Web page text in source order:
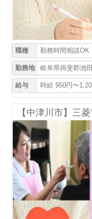
職種 勤務時間相談OK
勤務地 岐阜県揖斐郡池
給与 時給 950円〜
【中津川市】三